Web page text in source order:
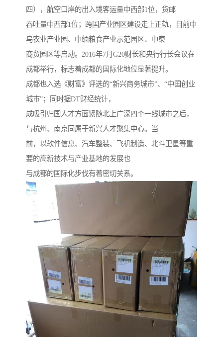
四），航空口岸的出入境客运量中西部1位，货邮
吞吐量中西部1位；跨国产业园区建设走上正轨，目前中
乌农业产业园、中缅粮食产业示范园区、中柬
商贸园区等启动。2016年7月G20财长和央行行长会议在
成都举行，标志着成都的国际化地位显著提升。
成都也入选《财富》评选的“新兴商务城市”、“中国创业
城市”；同时据DT财经统计，
成吸引归国人才方面紧随北上广深四个一线城市之后，
与杭州、南京同属于新兴人才聚集中心。当
前，以软件信息、汽车整装、飞机制造、北斗卫星等重
要的高新技术与产业基地的发展也
与成都的国际化步伐有着密切关系。